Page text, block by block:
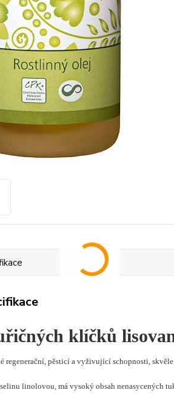
klíčků
regenerační, pěsticí a vyživující schopnosti,
linolovou, má vysoký obsah nenasycených